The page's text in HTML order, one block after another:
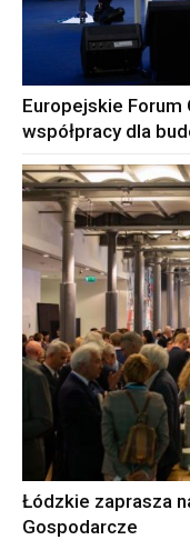
Europejskie
współpracy dla
Łódzkie zaprasza
Gospodarcze